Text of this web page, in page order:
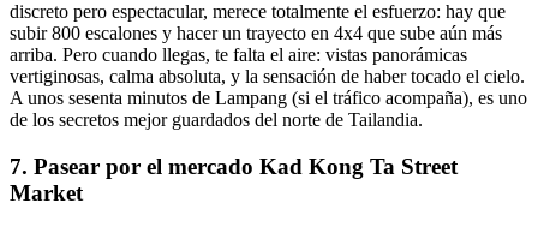
discreto pero espectacular, merece totalmente el esfuerzo: hay que
subir 800 escalones y hacer un trayecto en 4x4 que sube aún más
arriba. Pero cuando llegas, te falta el aire: vistas panorámicas
vertiginosas, calma absoluta, y la sensación de haber tocado el cielo.
A unos sesenta minutos de Lampang (si el tráfico acompaña), es uno
de los secretos mejor guardados del norte de Tailandia.
7. Pasear por el mercado Kad Kong Ta Street
Market